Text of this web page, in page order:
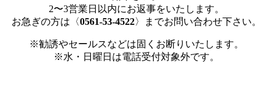
2〜3営業日以内にお返事をいたします。
お急ぎの方は〈0561-53-4522〉までお問い合わせ下さい。
※勧誘やセールスなどは固くお断りいたします。
※水・日曜日は電話受付対象外です。